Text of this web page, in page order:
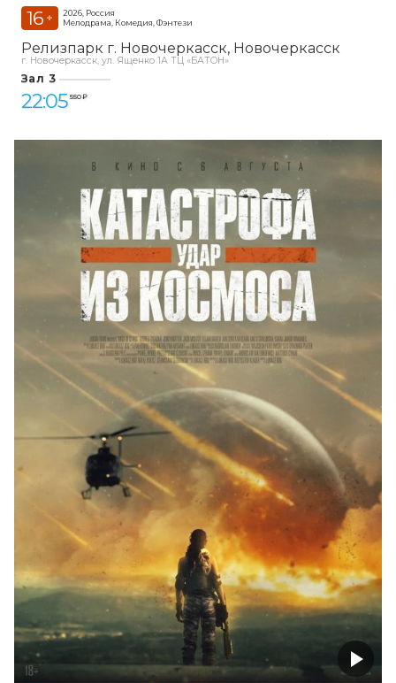
16 +
2026, Россия
Мелодрама, Комедия, Фэнтези
Релизпарк г. Новочеркасск Новочеркасск
г. Новочеркасск, ул. Ященко 1А ТЦ «БАТОН»
Зал 3
22:05 550 ₽